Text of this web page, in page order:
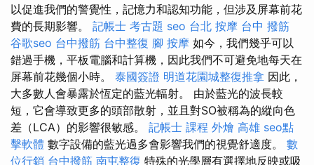
以促進我們的警覺性，記憶力和認知功能，但涉及屏幕前花
費的長期影響。 記帳士 考古題 seo 台北 按摩 台中 撥筋
谷歌seo 台中撥筋 台中整復 腳 按摩 如今，我們幾乎可以
錯過手機，平板電腦和計算機，因此我們不可避免地每天在
屏幕前花幾個小時。 泰國簽證 明道花園城整復推拿 因此，
大多數人會暴露於恆定的藍光輻射。 由於藍光的波長較
短，它會導致更多的頭部散射，並且對SO被稱為的縱向色
差（LCA）的影響很敏感。 記帳士 課程 外燴 高雄 seo點
擊軟體 數字設備的藍光過多會影響我們的視覺舒適度。 數
位行銷 台中撥筋 南屯整復 特殊的光學層有選擇地反映或吸